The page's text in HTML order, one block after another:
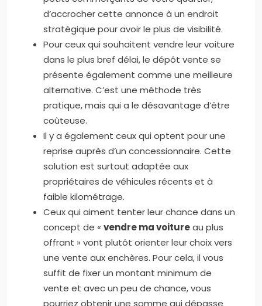
d’accrocher cette annonce à un endroit
stratégique pour avoir le plus de visibilité.
Pour ceux qui souhaitent vendre leur voiture
dans le plus bref délai, le dépôt vente se
présente également comme une meilleure
alternative. C’est une méthode très
pratique, mais qui a le désavantage d’être
coûteuse.
Il y a également ceux qui optent pour une
reprise auprès d’un concessionnaire. Cette
solution est surtout adaptée aux
propriétaires de véhicules récents et à
faible kilométrage.
Ceux qui aiment tenter leur chance dans un
concept de « vendre ma voitureau plus
offrant » vont plutôt orienter leur choix vers
une vente aux enchères. Pour cela, il vous
suffit de fixer un montant minimum de
vente et avec un peu de chance, vous
pourriez obtenir une somme qui dépasse